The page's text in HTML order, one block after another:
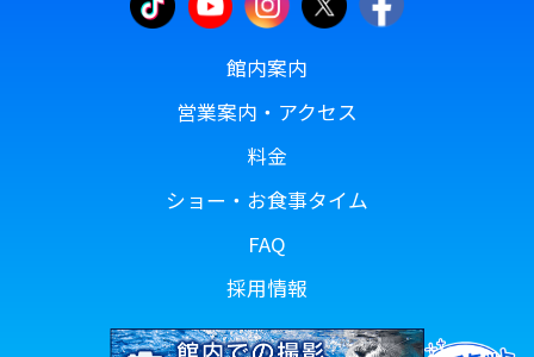
館内案内
営業案内・アクセス
料金
ショー・お食事タイム
FAQ
採用情報